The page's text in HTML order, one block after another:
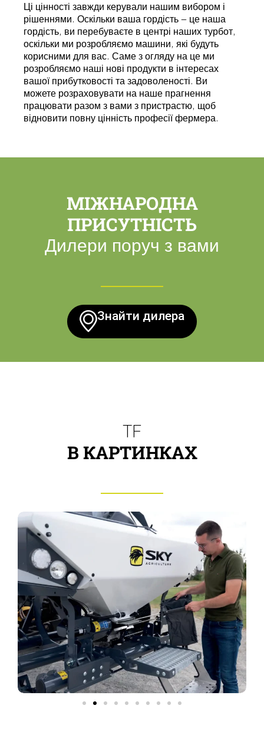
Ці цінності завжди керували нашим вибором і
рішеннями. Оскільки ваша гордість – це наша
гордість, ви перебуваєте в центрі наших турбот,
оскільки ми розробляємо машини, які будуть
корисними для вас. Саме з огляду на це ми
розробляємо наші нові продукти в інтересах
вашої прибутковості та задоволеності. Ви
можете розраховувати на наше прагнення
працювати разом з вами з пристрастю, щоб
відновити повну цінність професії фермера.
МІЖНАРОДНА
ПРИСУТНІСТЬ
Дилери поруч з вами
Знайти дилера
TF
В КАРТИНКАХ